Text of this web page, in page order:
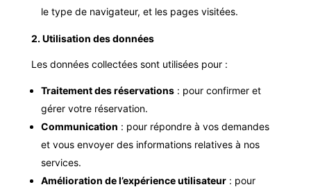
le type de navigateur, et les pages visitées.
2. Utilisation des données
Les données collectées sont utilisées pour :
Traitement des réservations: pour confirmer et
gérer votre réservation.
Communication : pour répondre à vos demandes
et vous envoyer des informations relatives à nos
services.
Amélioration de l’expérience utilisateur: pour